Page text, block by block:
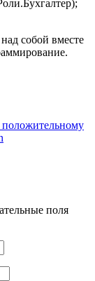
собой вместе
положительному
поля